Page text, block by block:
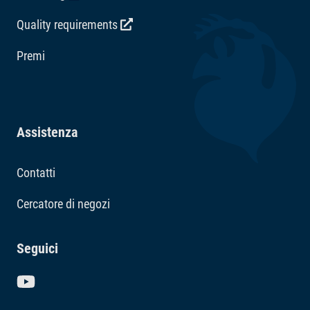
Quality requirements
Premi
Assistenza
Contatti
Cercatore di negozi
Seguici